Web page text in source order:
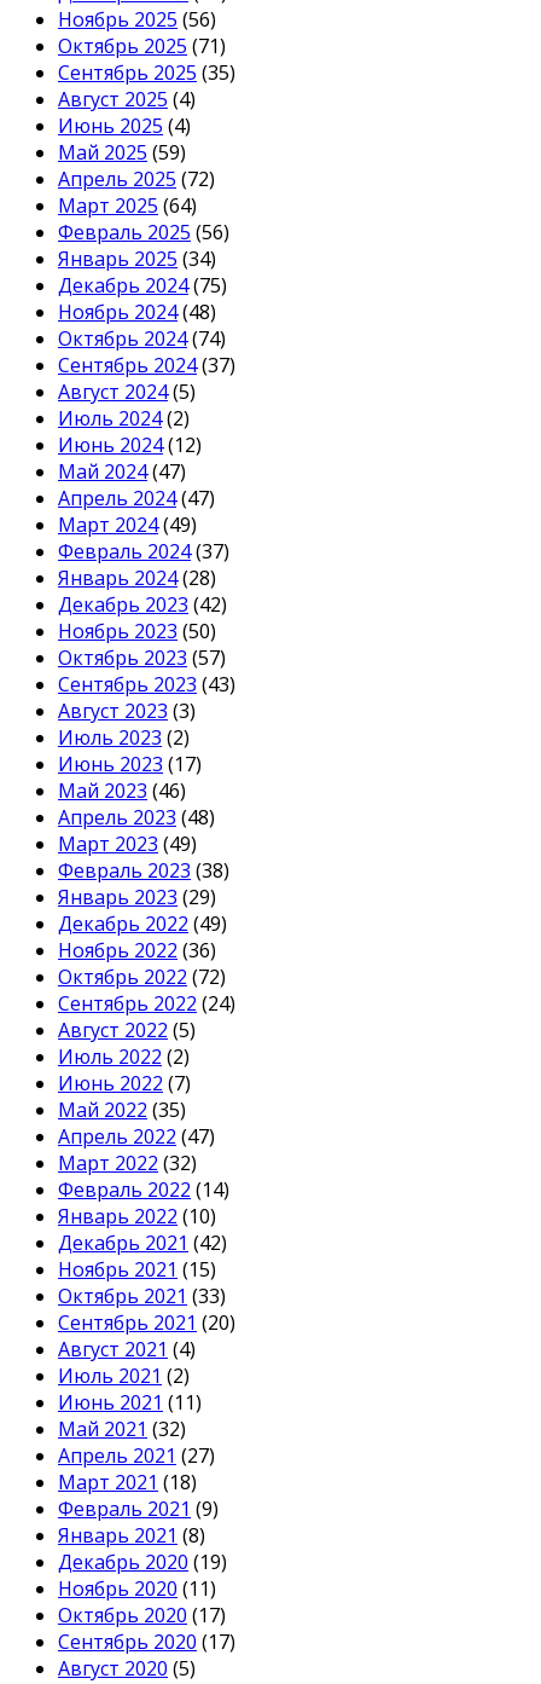
Ноябрь 2025 (56)
Октябрь 2025 (71)
Сентябрь 2025 (35)
Август 2025 (4)
Июнь 2025 (4)
Май 2025 (59)
Апрель 2025 (72)
Март 2025 (64)
Февраль 2025 (56)
Январь 2025 (34)
Декабрь 2024(75)
Ноябрь 2024(48)
Октябрь 2024(74)
Сентябрь 2024(37)
Август 2024(5)
Июль 2024(2)
Июнь 2024(12)
Май 2024(47)
Апрель 2024(47)
Март 2024(49)
Февраль 2024(37)
Январь 2024(28)
Декабрь 2023 (42)
Ноябрь 2023 (50)
Октябрь 2023 (57)
Сентябрь 2023 (43)
Август 2023 (3)
Июль 2023 (2)
Июнь 2023 (17)
Май 2023 (46)
Апрель 2023 (48)
Март 2023 (49)
Февраль 2023 (38)
Январь 2023 (29)
Декабрь 2022 (49)
Ноябрь 2022 (36)
Октябрь 2022 (72)
Сентябрь 2022 (24)
Август 2022 (5)
Июль 2022 (2)
Июнь 2022 (7)
Май 2022 (35)
Апрель 2022 (47)
Март 2022 (32)
Февраль 2022 (14)
Январь 2022 (10)
Декабрь 2021 (42)
Ноябрь 2021 (15)
Октябрь 2021 (33)
Сентябрь 2021 (20)
Август 2021 (4)
Июль 2021 (2)
Июнь 2021 (11)
Май 2021 (32)
Апрель 2021 (27)
Март 2021 (18)
Февраль 2021 (9)
Январь 2021 (8)
Декабрь 2020 (19)
Ноябрь 2020 (11)
Октябрь 2020 (17)
Сентябрь 2020 (17)
Август 2020 (5)